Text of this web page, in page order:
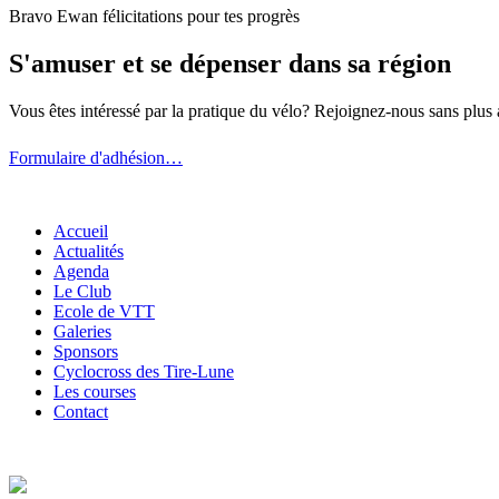
Bravo Ewan félicitations pour tes progrès
S'amuser et se dépenser dans sa région
Vous êtes intéressé par la pratique du vélo? Rejoignez-nous sans plus
Formulaire d'adhésion…
Accueil
Actualités
Agenda
Le Club
Ecole de VTT
Galeries
Sponsors
Cyclocross des Tire-Lune
Les courses
Contact